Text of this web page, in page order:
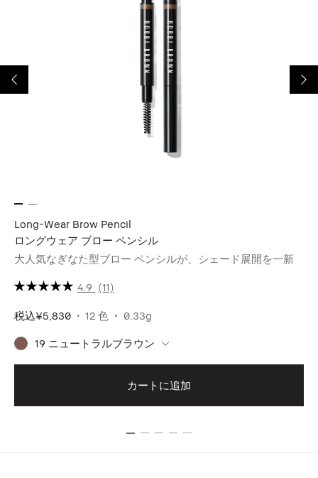
Long-Wear Brow Pencil
ロングウェア ブロー ペンシル
大人気なぎなた型ブロー ペンシルが、シェード展開を一新
4.9 (11)
税込¥5,830 12 色 0.33g
19 ニュートラルブラウン
カートに追加